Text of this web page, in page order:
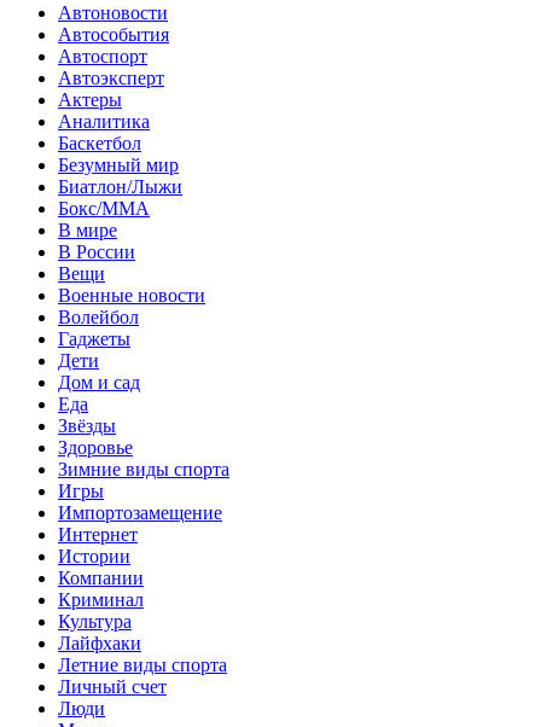
Автоновости
Автособытия
Автоспорт
Автоэксперт
Актеры
Аналитика
Баскетбол
Безумный мир
Биатлон/Лыжи
Бокс/MMA
В мире
В России
Вещи
Военные новости
Волейбол
Гаджеты
Дети
Дом и сад
Еда
Звёзды
Здоровье
Зимние виды спорта
Игры
Импортозамещение
Интернет
Истории
Компании
Криминал
Культура
Лайфхаки
Летние виды спорта
Личный счет
Люди